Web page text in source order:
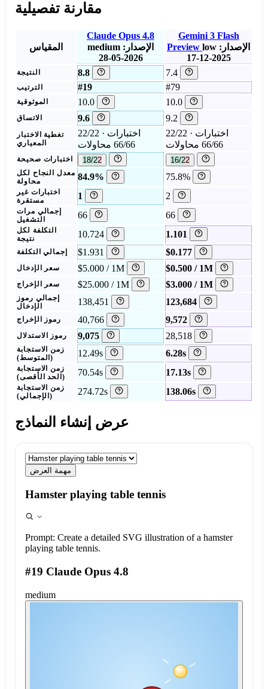
مقارنة تفصيلية
المقياس
Claude Opus 4.8
medium الإصدار:
2026-05-28
Gemini 3 Flash
Preview low الإصدار:
2025-12-17
النتيجة 8.8 7.4
الترتيب #19 #79
الموثوقية 10.0 10.0
الاتساق 9.6 9.2
تغطية الاختبار
المعياري
22/22 اختبارات ·
66/66 محاولات
22/22 اختبارات ·
66/66 محاولات
اختبارات صحيحة 18/22 16/22
معدل النجاح لكل
محاولة
84.9% 75.8%
اختبارات غير
مستقرة
1 2
إجمالي مرات
التشغيل
66 66
التكلفة لكل
نتيجة
10.724 1.101
إجمالي التكلفة $1.931 $0.177
سعر الإدخال $5.000 / 1M $0.500 / 1M
سعر الإخراج $25.000 / 1M $3.000 / 1M
إجمالي رموز
الإدخال
138,451 123,684
رموز الإخراج 40,766 9,572
رموز الاستدلال 9,075 28,518
زمن الاستجابة
(المتوسط)
12.49s 6.28s
زمن الاستجابة
(الحد الأقصى)
70.54s 17.13s
زمن الاستجابة
(الإجمالي)
274.72s 138.06s
عرض إنشاء النماذج
مهمة العرض
Hamster playing table tennis
Prompt: Create a detailed SVG illustration of a hamster
playing table tennis.
#19 Claude Opus 4.8
medium